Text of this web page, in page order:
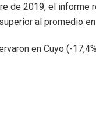
de 2019, el informe
al promedio
en Cuyo (-